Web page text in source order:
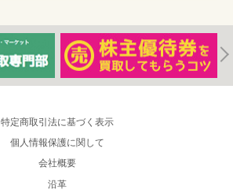
特定商取引法に基づく表示
個人情報保護に関して
会社概要
沿革